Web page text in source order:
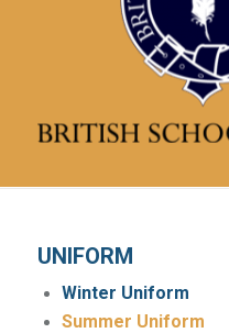
UNIFORM
Winter Uniform
Summer Uniform